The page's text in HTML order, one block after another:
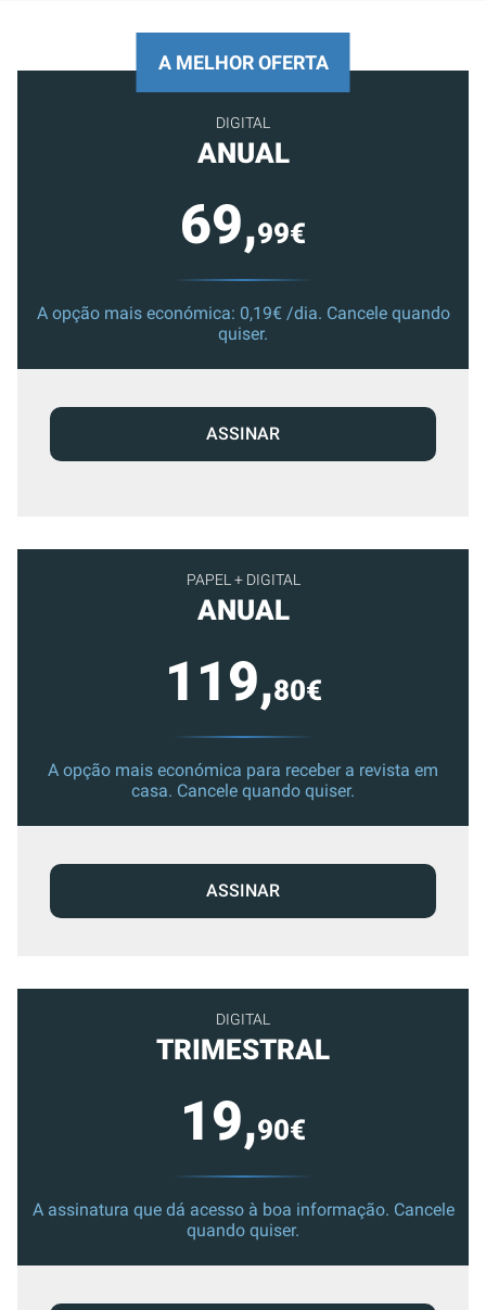
PAPEL + DIGITAL
ANUAL
119,80€
A opção mais económica para receber a revista em
casa. Cancele quando quiser.
ASSINAR
DIGITAL
TRIMESTRAL
19,90€
A assinatura que dá acesso à boa informação. Cancele
quando quiser.
A MELHOR OFERTA
DIGITAL
ANUAL
69,99€
A opção mais económica: 0,19€ /dia. Cancele quando
quiser.
ASSINAR